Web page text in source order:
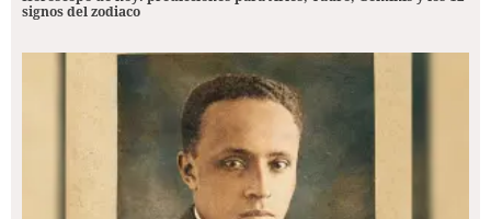
signos del zodiaco